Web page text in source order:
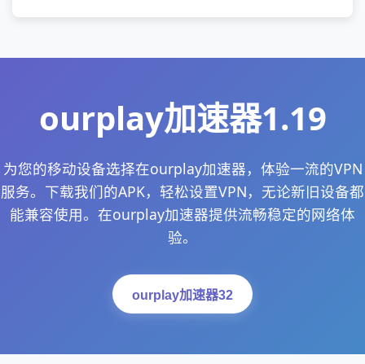
ourplay加速器1.19
为您的移动设备选择在ourplay加速器，体验一流的VPN
服务。下载我们的APK，轻松设置VPN，无论新旧设备都
能兼容使用。在ourplay加速器提供流畅稳定的网络体
验。
ourplay加速器32